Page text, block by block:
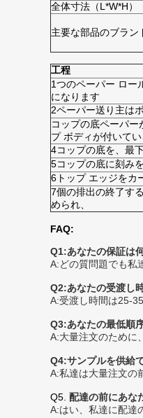
全体寸法（L*W*H）
主要な部品のブラン
工程
1つのペーパー ロー
になります
2ペーパー送り主は
コップの底ペーパ
プ ボディが付いて
4コップの底を、最
5コップの底に刻み
6トップ エッジをカ
7個の排出の終了す
められ、
FAQ:
Q1:あなたの保証は
A:どの質問題でも私
Q2:あなたの受渡し
A:受渡し時間は25-
Q3:あなたの最低順
A:大量注文のために
Q4:サンプルを供給
A:私達は大量注文の
Q5. 配達の前にあな
A:はい、私達に配達